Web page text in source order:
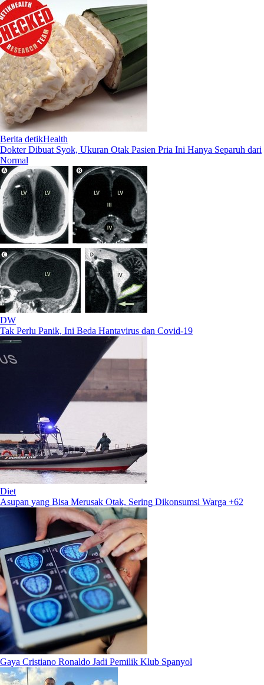
Berita detikHealth
Dokter Dibuat Syok, Ukuran Otak Pasien Pria Ini Hanya Separuh dari
Normal
DW
Tak Perlu Panik, Ini Beda Hantavirus dan Covid-19
Diet
Asupan yang Bisa Merusak Otak, Sering Dikonsumsi Warga +62
Gaya Cristiano Ronaldo Jadi Pemilik Klub Spanyol